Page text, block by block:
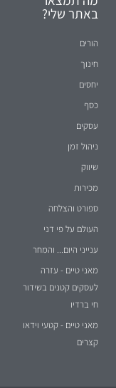
הורים
חינוך
יחסים
כסף
עסקים
ניהול זמן
שיווק
מכירות
ספורט והצלחה
העולם על פי דני
ענייני היום... והמחר
מאני טיים - עזרה
לעסקים קטנים בשידור
חי ברדיו
מאני טיים - קטעי וידאו
קצרים